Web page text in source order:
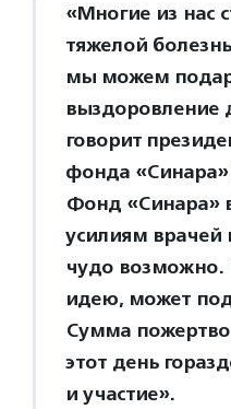
«Многие из нас
тяжелой
мы можем
выздоровление
говорит
фонда «Синара»
Фонд «Синара»
усилиям врачей
чудо возможно.
идею, может
Сумма
этот день
и участие».